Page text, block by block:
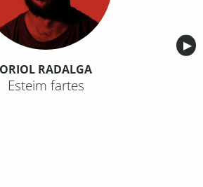
▶︎
ORIOL RADALGA
Esteim fartes